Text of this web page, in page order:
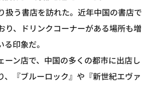
う書店を訪れた。近年中国の書店で
、ドリンクコーナーがある場所も増
印象だ。
ン店で、中国の多くの都市に出店し
『ブルーロック』や『新世紀エヴァ